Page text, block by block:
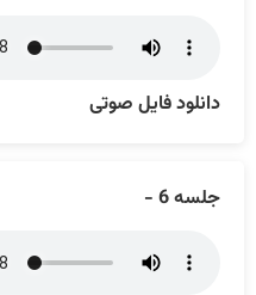
دانلود فایل صوتی
جلسه 6 -